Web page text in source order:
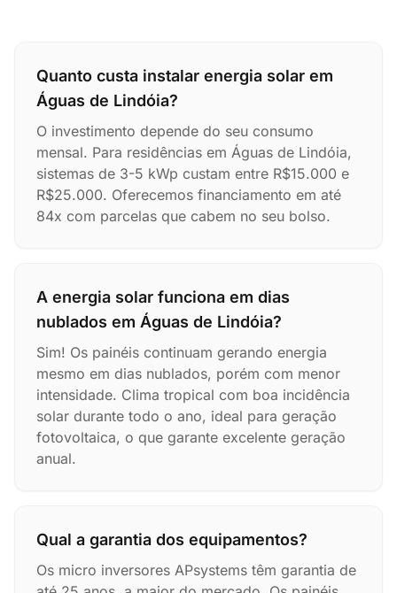
Quanto custa instalar energia solar em
Águas de Lindóia?
O investimento depende do seu consumo
mensal. Para residências em Águas de Lindóia,
sistemas de 3-5 kWp custam entre R$15.000 e
R$25.000. Oferecemos financiamento em até
84x com parcelas que cabem no seu bolso.
A energia solar funciona em dias
nublados em Águas de Lindóia?
Sim! Os painéis continuam gerando energia
mesmo em dias nublados, porém com menor
intensidade. Clima tropical com boa incidência
solar durante todo o ano, ideal para geração
fotovoltaica, o que garante excelente geração
anual.
Qual a garantia dos equipamentos?
Os micro inversores APsystems têm garantia de